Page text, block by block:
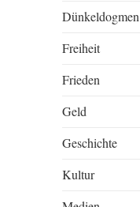
Dünkeldogmen
Freiheit
Frieden
Geld
Geschichte
Kultur